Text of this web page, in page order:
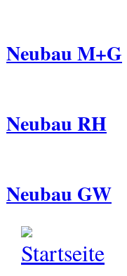
Neubau M+G
Neubau RH
Neubau GW